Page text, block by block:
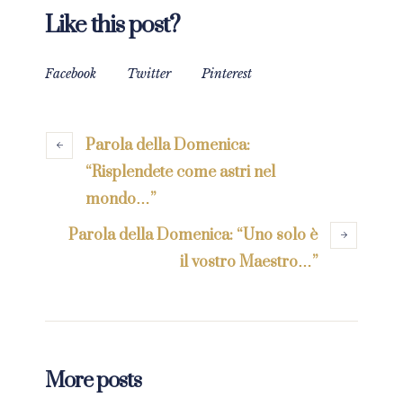
Like this post?
Facebook Twitter Pinterest
Parola della Domenica:
“Risplendete come astri nel
mondo…”
Parola della Domenica: “Uno solo è
il vostro Maestro…”
More posts